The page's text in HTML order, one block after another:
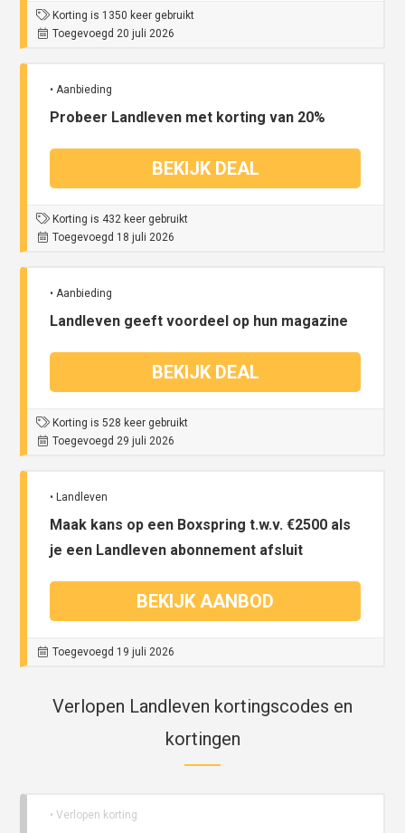
Korting is 1350 keer gebruikt
Toegevoegd 20 juli 2026
• Aanbieding
Probeer Landleven met korting van 20%
BEKIJK DEAL
Korting is 432 keer gebruikt
Toegevoegd 18 juli 2026
• Aanbieding
Landleven geeft voordeel op hun magazine
BEKIJK DEAL
Korting is 528 keer gebruikt
Toegevoegd 29 juli 2026
• Landleven
Maak kans op een Boxspring t.w.v. €2500 als
je een Landleven abonnement afsluit
BEKIJK AANBOD
Toegevoegd 19 juli 2026
Verlopen Landleven kortingscodes en
kortingen
• Verlopen korting